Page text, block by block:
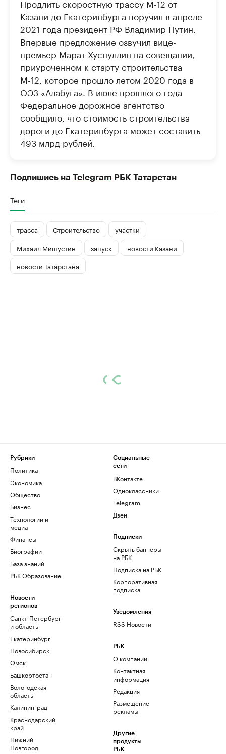
Продлить скоростную трассу М-12 от
Казани до Екатеринбурга поручил в апреле
2021 года президент РФ Владимир Путин.
Впервые предложение озвучил вице-
премьер Марат Хуснуллин на совещании,
приуроченном к старту строительства
М-12, которое прошло летом 2020 года в
ОЭЗ «Алабуга». В июле прошлого года
Федеральное дорожное агентство
сообщило, что стоимость строительства
дороги до Екатеринбурга может составить
493 млрд рублей.
Подпишись на Telegram РБК Татарстан
Теги
трасса Строительство
участки
Михаил Мишустин
запуск
новости Казани
новости Татарстана
Рубрики
Политика
Экономика
Общество
Бизнес
Технологии и
медиа
Финансы
Биографии
База знаний
РБК Образование
Новости
регионов
Санкт-Петербург
и область
Екатеринбург
Новосибирск
Омск
Башкортостан
Вологодская
область
Калининград
Краснодарский
край
Нижний
Новгород
Социальные
сети
ВКонтакте
Одноклассники
Telegram
Дзен
Подписки
Скрыть баннеры
на РБК
Подписка на РБК
Корпоративная
подписка
Уведомления
RSS Новости
РБК
О компании
Контактная
информация
Редакция
Размещение
рекламы
Другие
продукты
РБК